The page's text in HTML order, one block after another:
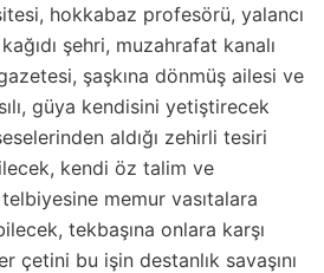
hokkabaz profesörü, yalancı
şehri, muzahrafat kanalı
şaşkına dönmüş ailesi ve
güya kendisini yetiştirecek
aldığı zehirli tesiri
kendi öz talim ve
memur vasıtalara
tekbaşına onlara karşı
çetini bu işin destanlık savaşını